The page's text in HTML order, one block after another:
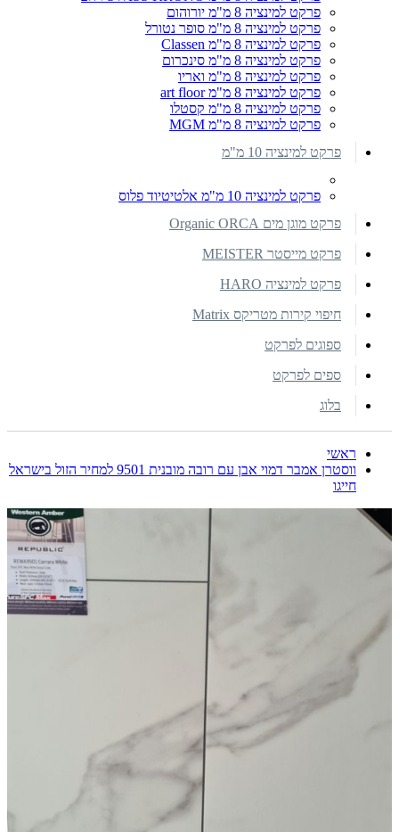
פרקט למינציה 8 מ"מ יורוהום
פרקט למינציה 8 מ"מ סופר נטורל
פרקט למינציה 8 מ"מ Classen
פרקט למינציה 8 מ"מ סינכרום
פרקט למינציה 8 מ"מ ואריו
פרקט למינציה 8 מ"מ art floor
פרקט למינציה 8 מ"מ קסטלו
פרקט למינציה 8 מ"מ MGM
פרקט למינציה 10 מ"מ
פרקט למינציה 10 מ"מ אלטיטיוד פלוס
פרקט מוגן מים Organic ORCA
פרקט מייסטר MEISTER
פרקט למינציה HARO
חיפוי קירות מטריקס Matrix
ספוגים לפרקט
ספים לפרקט
בלוג
ראשי
ווסטרן אמבר דמוי אבן עם רובה מובנית 9501 למחיר הזול בישראל
חייגו